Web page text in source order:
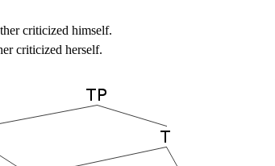
criticized himself.
criticized herself.